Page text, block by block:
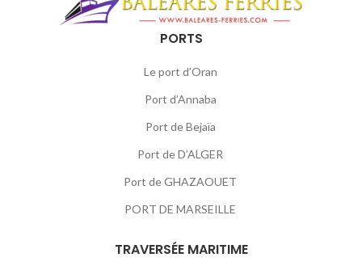
PORTS
Le port d’Oran
Port d’Annaba
Port de Bejaïa
Port de D’ALGER
Port de GHAZAOUET
PORT DE MARSEILLE
TRAVERSÉE MARITIME